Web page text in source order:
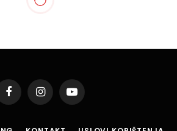
kluba Tuzla
feb 1, 2022 1 Min Read